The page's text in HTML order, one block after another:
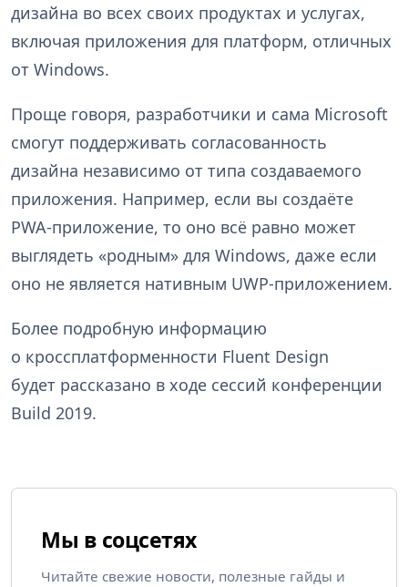
дизайна во всех своих продуктах и услугах,
включая приложения для платформ, отличных
от Windows.
Проще говоря, разработчики и сама Microsoft
смогут поддерживать согласованность
дизайна независимо от типа создаваемого
приложения. Например, если вы создаёте
PWA-приложение, то оно всё равно может
выглядеть «родным» для Windows, даже если
оно не является нативным UWP-приложением.
Более подробную информацию
о кроссплатформенности Fluent Design
будет рассказано в ходе сессий конференции
Build 2019.
Мы в соцсетях
Читайте свежие новости, полезные гайды и